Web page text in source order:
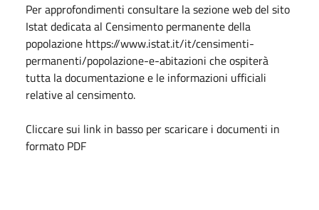
Per approfondimenti consultare la sezione web del sito
Istat dedicata al Censimento permanente della
popolazione https://www.istat.it/it/censimenti-
permanenti/popolazione-e-abitazioni che ospiterà
tutta la documentazione e le informazioni ufficiali
relative al censimento.
Cliccare sui link in basso per scaricare i documenti in
formato PDF